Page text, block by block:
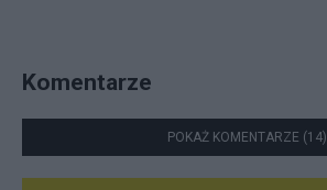
Komentarze
POKAŻ KOMENTARZE (14)